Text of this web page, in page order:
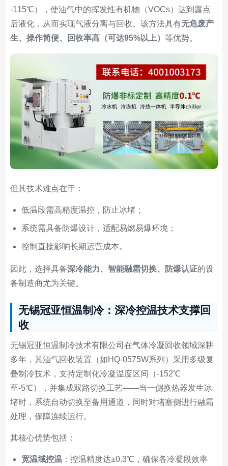
-115℃），使油气中的挥发性有机物（VOCs）达到露点
后液化，从而实现气液分离与回收。该方法具有无危废产
生、操作简便、回收率高（可达95%以上） 等优势。
但其技术难点在于：
低温段需高精度温控，防止冰堵；
系统需具备防爆设计，适配易燃易爆环境；
控制直接影响长期运营成本。
因此，选择具备深冷能力、智能融霜切换、防爆认证的设
备制造商尤为关键。
无锡冠亚恒温制冷：深冷控温技术支撑回
收
无锡冠亚恒温制冷技术有限公司在气体冷凝回收领域深耕
多年，其油气回收装置（如HQ-0575W系列）采用多级复
叠制冷技术，支持定制化冷凝温度区间（-152℃
至-5℃），并集成双路切换工艺——当一侧换热器发生冰
堵时，系统自动切换至备用通道，同时对堵塞侧进行融霜
处理，保障连续运行。
其核心优势包括：
宽温域控温 ：控温精度达±0.3℃，确保各冷凝段效率